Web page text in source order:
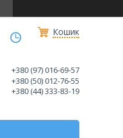
Кошик
+380 (97) 016-69-57
+380 (50) 012-76-55
+380 (44) 333-83-19